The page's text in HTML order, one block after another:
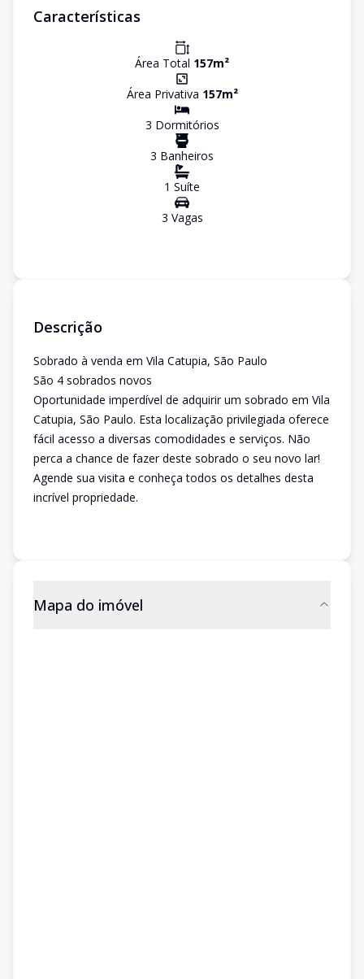
Características
Área Total 157m²
Área Privativa 157m²
3 Dormitórios
3 Banheiros
1 Suíte
3 Vagas
Descrição
Sobrado à venda em Vila Catupia, São Paulo
São 4 sobrados novos
Oportunidade imperdível de adquirir um sobrado em Vila
Catupia, São Paulo. Esta localização privilegiada oferece
fácil acesso a diversas comodidades e serviços. Não
perca a chance de fazer deste sobrado o seu novo lar!
Agende sua visita e conheça todos os detalhes desta
incrível propriedade.
Mapa do imóvel